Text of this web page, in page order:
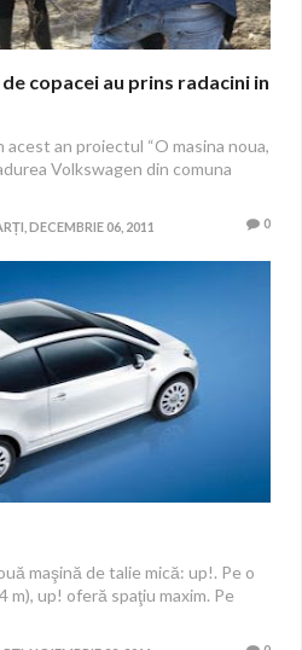
copacei au prins radacini in
an proiectul “O masina noua,
Volkswagen din comuna
DECEMBRIE 06, 2011 0
maşină de talie mică: up!. Pe o
m), up! oferă spaţiu maxim. Pe